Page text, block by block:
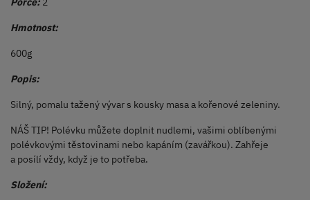
Hmotnost:
600g
Popis:
Silný, pomalu tažený vývar s kousky masa a kořenové zeleniny.
NÁŠ TIP! Polévku můžete doplnit nudlemi, vašimi oblíbenými
polévkovými těstovinami nebo kapáním (zavářkou). Zahřeje
a posílí vždy, když je to potřeba.
Složení: